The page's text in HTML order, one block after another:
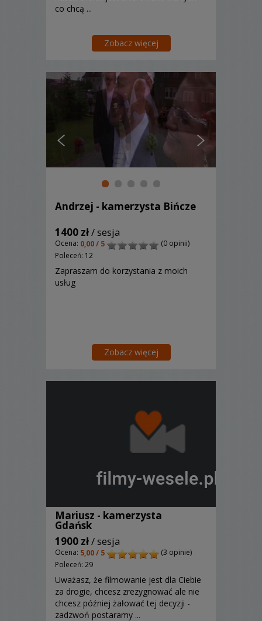
co chcą ...
Zobacz więcej
Andrzej - kamerzysta Bińcze
1400 zł/ sesja
Ocena: 0,00 / 5
(0 opinii)
Poleceń: 12
Zapraszam do korzystania z moich
usług
Zobacz więcej
Mariusz - kamerzysta
Gdańsk
1900 zł/ sesja
Ocena: 5,00 / 5
(3 opinie)
Poleceń: 29
Uważasz, że filmowanie jest dla Ciebie
za drogie, chcesz zrezygnować ale nie
chcesz później żałować tej decyzji -
zadzwoń postaramy ...